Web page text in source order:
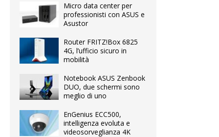
Micro data center per
professionisti con ASUS e
Asustor
Router FRITZ!Box 6825
4G, l’ufficio sicuro in
mobilità
Notebook ASUS Zenbook
DUO, due schermi sono
meglio di uno
EnGenius ECC500,
intelligenza evoluta e
videosorveglianza 4K